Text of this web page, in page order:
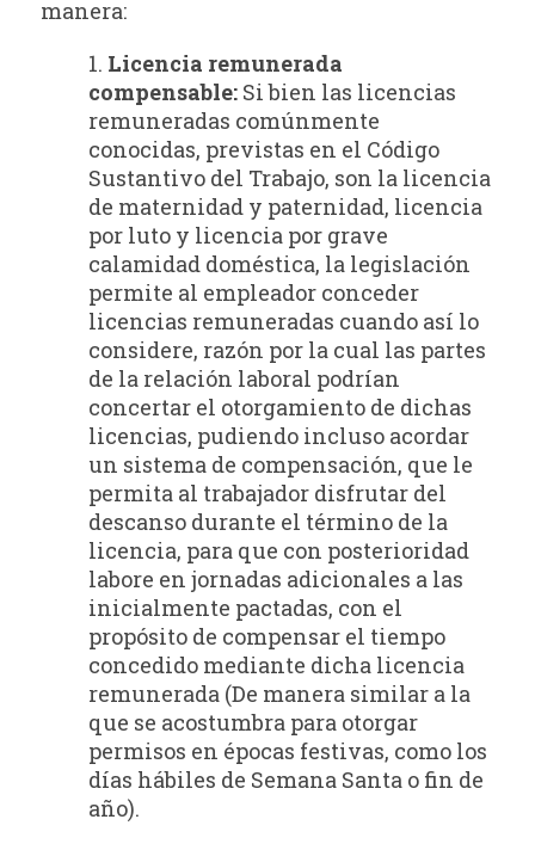
manera:
1. Licencia remunerada
compensable: Si bien las licencias
remuneradas comúnmente
conocidas, previstas en el Código
Sustantivo del Trabajo, son la licencia
de maternidad y paternidad, licencia
por luto y licencia por grave
calamidad doméstica, la legislación
permite al empleador conceder
licencias remuneradas cuando así lo
considere, razón por la cual las partes
de la relación laboral podrían
concertar el otorgamiento de dichas
licencias, pudiendo incluso acordar
un sistema de compensación, que le
permita al trabajador disfrutar del
descanso durante el término de la
licencia, para que con posterioridad
labore en jornadas adicionales a las
inicialmente pactadas, con el
propósito de compensar el tiempo
concedido mediante dicha licencia
remunerada (De manera similar a la
que se acostumbra para otorgar
permisos en épocas festivas, como los
días hábiles de Semana Santa o fin de
año).